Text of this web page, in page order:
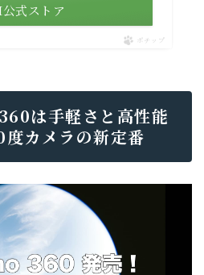
式ストア
ポチップ
は手軽さと高性能
カメラの新定番